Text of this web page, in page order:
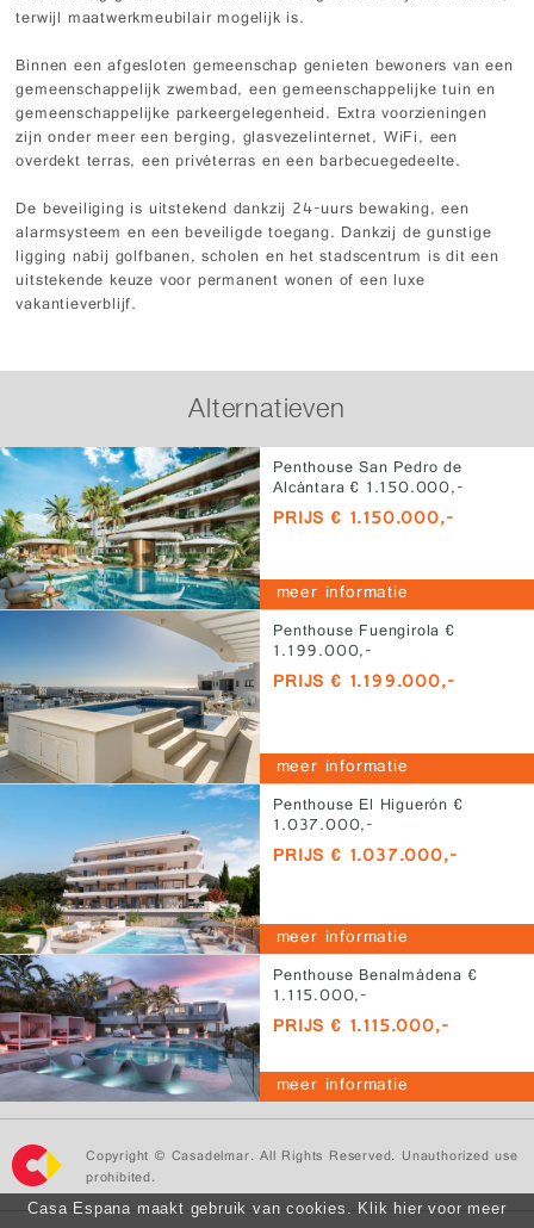
terwijl maatwerkmeubilair mogelijk is.
Binnen een afgesloten gemeenschap genieten bewoners van een
gemeenschappelijk zwembad, een gemeenschappelijke tuin en
gemeenschappelijke parkeergelegenheid. Extra voorzieningen
zijn onder meer een berging, glasvezelinternet, WiFi, een
overdekt terras, een privéterras en een barbecuegedeelte.
De beveiliging is uitstekend dankzij 24-uurs bewaking, een
alarmsysteem en een beveiligde toegang. Dankzij de gunstige
ligging nabij golfbanen, scholen en het stadscentrum is dit een
uitstekende keuze voor permanent wonen of een luxe
vakantieverblijf.
Alternatieven
Penthouse San Pedro de
Alcántara € 1.150.000,-
PRIJS € 1.150.000,-
meer informatie
Penthouse Fuengirola €
1.199.000,-
PRIJS € 1.199.000,-
meer informatie
Penthouse El Higuerón €
1.037.000,-
PRIJS € 1.037.000,-
meer informatie
Penthouse Benalmádena €
1.115.000,-
PRIJS € 1.115.000,-
meer informatie
Copyright © Casadelmar. All Rights Reserved. Unauthorized use
prohibited.
Casa Espana maakt gebruik van cookies. Klik hier voor meer